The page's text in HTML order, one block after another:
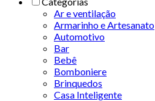
Ar e ventilação
Armarinho e Artesanato
Automotivo
Bar
Bebê
Bomboniere
Brinquedos
Casa Inteligente